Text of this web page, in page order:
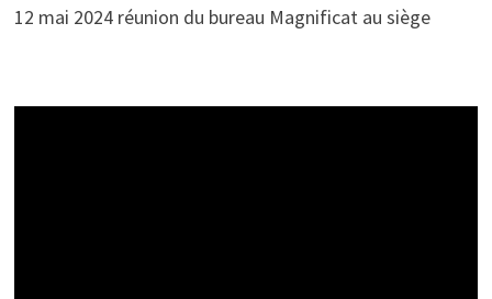
12 mai 2024 réunion du bureau Magnificat au siège